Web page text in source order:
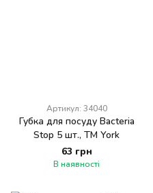
Артикул: 34040
Губка для посуду Bacteria
Stop 5 шт., ТМ York
63 грн
В наявності